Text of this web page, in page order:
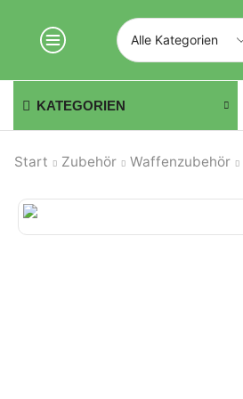
KATEGORIEN
Start Zubehör Waffenzubehör